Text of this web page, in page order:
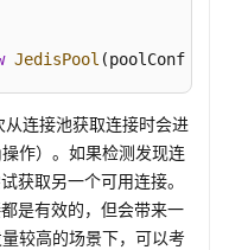
JedisPool (poolConfig,
连接池获取连接时会进
作）。如果检测发现连
获取另一个可用连接。
是有效的，但会带来一
较高的场景下，可以考